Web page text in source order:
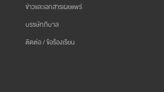
ข่าวและเอกสารเผยแพร่
บรรษัทภิบาล
ติดต่อ / ข้อร้องเรียน